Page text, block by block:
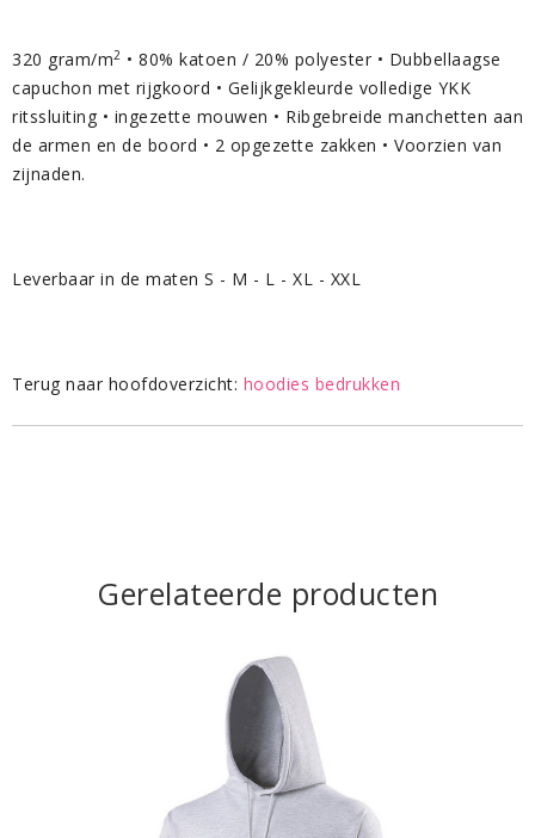
320 gram/m2 • 80% katoen / 20% polyester • Dubbellaagse
capuchon met rijgkoord • Gelijkgekleurde volledige YKK
ritssluiting • ingezette mouwen • Ribgebreide manchetten aan
de armen en de boord • 2 opgezette zakken • Voorzien van
zijnaden.
Leverbaar in de maten S - M - L - XL - XXL
Terug naar hoofdoverzicht: hoodies bedrukken
Gerelateerde producten